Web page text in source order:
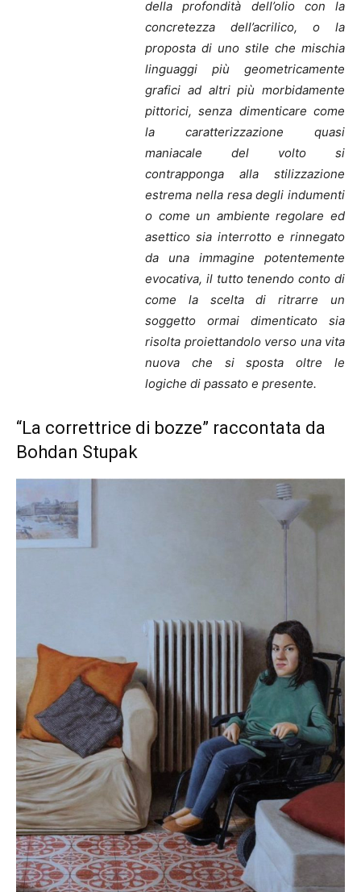
della profondità dell’olio con la
concretezza dell’acrilico, o la
proposta di uno stile che mischia
linguaggi più geometricamente
grafici ad altri più morbidamente
pittorici, senza dimenticare come
la caratterizzazione quasi
maniacale del volto si
contrapponga alla stilizzazione
estrema nella resa degli indumenti
o come un ambiente regolare ed
asettico sia interrotto e rinnegato
da una immagine potentemente
evocativa, il tutto tenendo conto di
come la scelta di ritrarre un
soggetto ormai dimenticato sia
risolta proiettandolo verso una vita
nuova che si sposta oltre le
logiche di passato e presente.
“La correttrice di bozze” raccontata da
Bohdan Stupak